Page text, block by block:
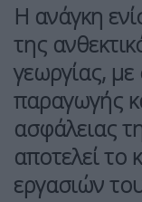
Η ανάγκη
της
γεωργίας,
παραγωγής
ασφάλειας
αποτελεί το
εργασιών